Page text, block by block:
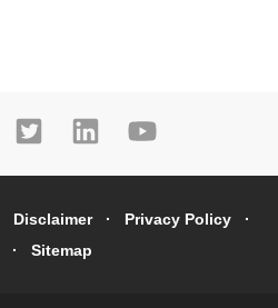
Disclaimer
Privacy Policy
Sitemap